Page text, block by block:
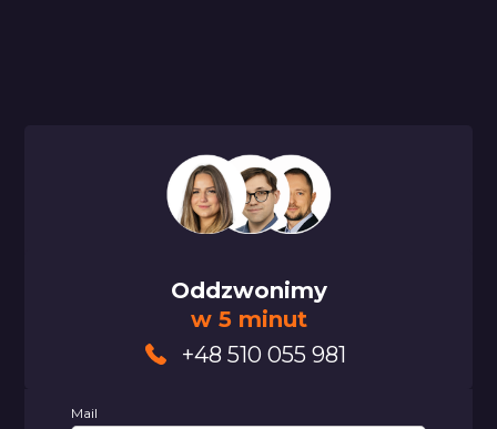
Oddzwonimy
w 5 minut
+48 510 055 981
Mail